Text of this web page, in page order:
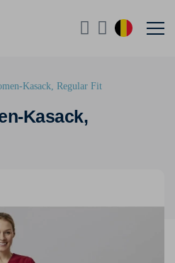
Kasack,
Kasack, Regular Fit